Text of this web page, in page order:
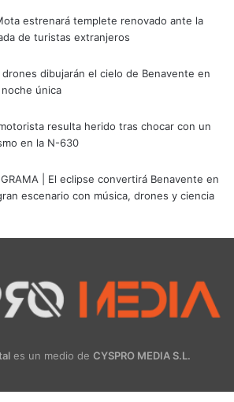
estrenará templete renovado ante la
de turistas extranjeros
drones dibujarán el cielo de Benavente en
noche única
resulta herido tras chocar con un
en la N-630
| El eclipse convertirá Benavente en
escenario con música, drones y ciencia
es un medio de CYSPRO MEDIA S.L.